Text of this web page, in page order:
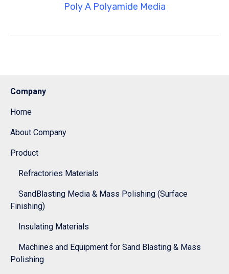
Poly A Polyamide Media
Company
Home
About Company
Product
Refractories Materials
SandBlasting Media & Mass Polishing (Surface
Finishing)
Insulating Materials
Machines and Equipment for Sand Blasting & Mass
Polishing